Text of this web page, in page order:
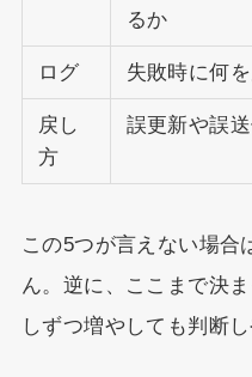
るか
ログ 失敗時に何
戻し
方
誤更新や誤
この5つが言えない場合
ん。逆に、ここまで決
しずつ増やしても判断